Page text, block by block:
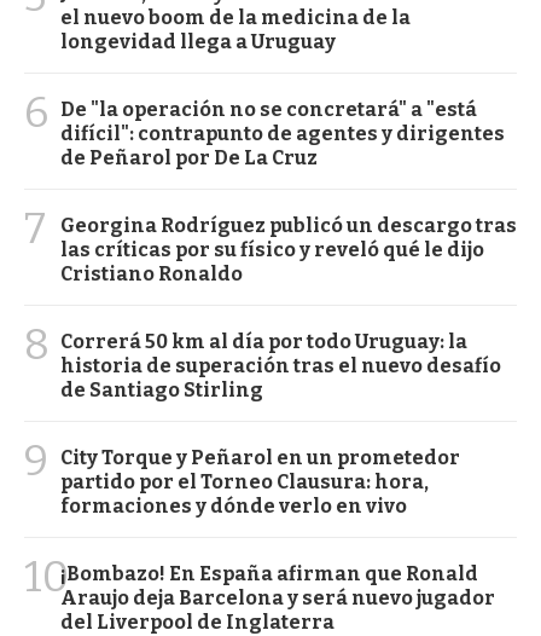
el nuevo boom de la medicina de la
longevidad llega a Uruguay
6
De "la operación no se concretará" a "está
difícil": contrapunto de agentes y dirigentes
de Peñarol por De La Cruz
7
Georgina Rodríguez publicó un descargo tras
las críticas por su físico y reveló qué le dijo
Cristiano Ronaldo
8
Correrá 50 km al día por todo Uruguay: la
historia de superación tras el nuevo desafío
de Santiago Stirling
9
City Torque y Peñarol en un prometedor
partido por el Torneo Clausura: hora,
formaciones y dónde verlo en vivo
10¡Bombazo! En España afirman que Ronald
Araujo deja Barcelona y será nuevo jugador
del Liverpool de Inglaterra